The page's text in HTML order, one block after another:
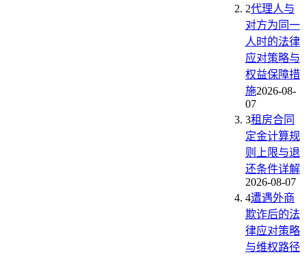
2代理人与
对方为同一
人时的法律
应对策略与
权益保障措
施2026-08-
07
3租房合同
定金计算规
则上限与退
还条件详解
2026-08-07
4遭遇外商
欺诈后的法
律应对策略
与维权路径